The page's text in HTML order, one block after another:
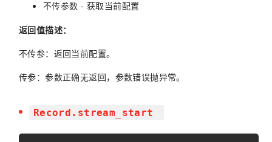
不传参数 - 获取当前配置
返回值描述：
不传参：返回当前配置。
传参：参数正确无返回，参数错误抛异常。
Record.stream_start